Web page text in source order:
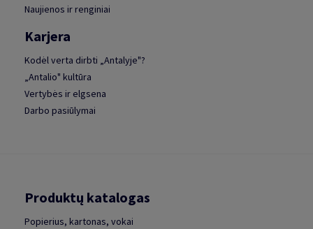
Naujienos ir renginiai
Karjera
Kodėl verta dirbti „Antalyje"?
„Antalio" kultūra
Vertybės ir elgsena
Darbo pasiūlymai
Produktų katalogas
Popierius, kartonas, vokai